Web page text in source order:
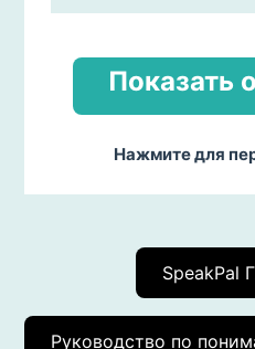
Показать
Нажмите для
SpeakPal
Руководство по